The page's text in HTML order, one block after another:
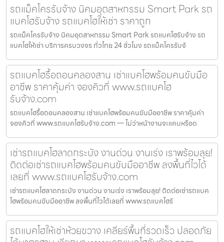
รถแม็คโครรับจ้าง นิคมอุตสาหกรรม Smart Park รถ
แบคโฮรับจ้าง รถแบคโฮให้เช่า ราคาถูก
รถแม็คโครรับจ้าง นิคมอุตสาหกรรม Smart Park รถแบคโฮรับจ้าง รถ
แบคโฮให้เช่า บริการครบวงจร ทั่วไทย 24 ชั่วโมง รถแม็คโครรับจ้
รถแบคโฮรื้อถอนคลองสาน เช่าแบคโฮพร้อมคนขับมือ
อาชีพ ราคาคุ้มค่า จองคิวที่ www.รถแบคโฮ
รับจ้าง.com
รถแบคโฮรื้อถอนคลองสาน เช่าแบคโฮพร้อมคนขับมืออาชีพ ราคาคุ้มค่า
จองคิวที่ www.รถแบคโฮรับจ้าง.com — ไม่ว่าหน้างานจะแคบหรือด
เช่ารถแบคโฮลาดกระบัง งานด่วน งานเร่ง เราพร้อมลุย!
ติดต่อเช่ารถแบคโฮพร้อมคนขับมืออาชีพ ลงพื้นที่ไวได้
เลยที่ www.รถแบคโฮรับจ้าง.com
เช่ารถแบคโฮลาดกระบัง งานด่วน งานเร่ง เราพร้อมลุย! ติดต่อเช่ารถแบค
โฮพร้อมคนขับมืออาชีพ ลงพื้นที่ไวได้เลยที่ www.รถแบคโฮรั
รถแบคโฮให้เช่าห้วยขวาง เคลียร์พื้นที่รวดเร็ว ปลอดภัย